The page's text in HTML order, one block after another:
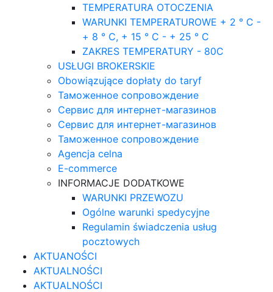
TEMPERATURA OTOCZENIA
WARUNKI TEMPERATUROWE + 2 ° C -
+ 8 ° C, + 15 ° C - + 25 ° C
ZAKRES TEMPERATURY - 80C
USŁUGI BROKERSKIE
Obowiązujące dopłaty do taryf
Таможенное сопровождение
Сервис для интернет-магазинов
Сервис для интернет-магазинов
Таможенное сопровождение
Agencja celna
E-commerce
INFORMACJE DODATKOWE
WARUNKI PRZEWOZU
Ogólne warunki spedycyjne
Regulamin świadczenia usług
pocztowych
AKTUANOŚCI
AKTUALNOŚCI
AKTUALNOŚCI